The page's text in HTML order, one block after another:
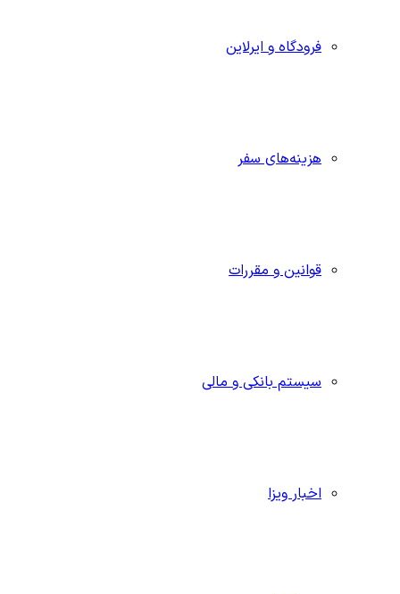
فرودگاه و ایرلاین
هزینه‌های سفر
قوانین و مقررات
سیستم بانکی و مالی
اخبار ویزا